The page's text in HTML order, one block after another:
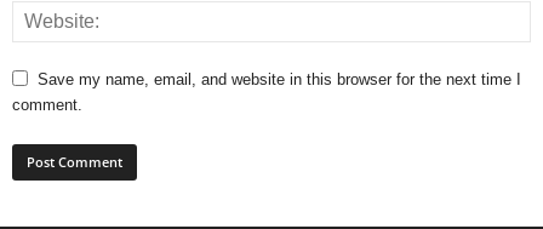
Save my name, email, and website in this browser for the next time I
comment.